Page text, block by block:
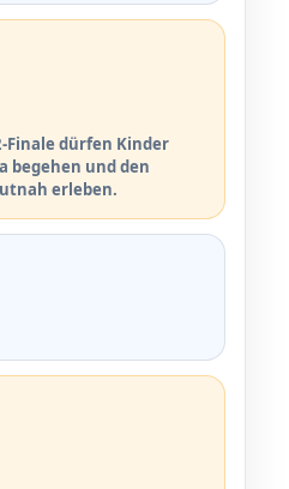
Finale dürfen Kinder
begehen und den
erleben.